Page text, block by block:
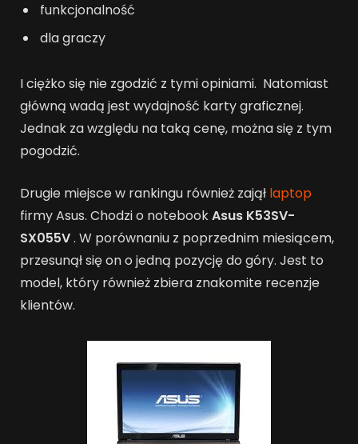
funkcjonalność
dla graczy
I ciężko się nie zgodzić z tymi opiniami. Natomiast
główną wadą jest wydajność karty graficznej.
Jednak za względu na taką cenę, można się z tym
pogodzić.
Drugie miejsce w rankingu również zajął laptop
firmy Asus. Chodzi o notebookAsus K53SV-
SX055V. W porównaniu z poprzednim miesiącem,
przesunął się on o jedną pozycję do góry. Jest to
model, który również zbiera znakomite recenzje
klientów.